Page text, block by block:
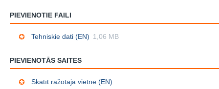
PIEVIENOTIE FAILI
Tehniskie dati (EN) 1,06 MB
PIEVIENOTĀS SAITES
Skatīt ražotāja vietnē (EN)